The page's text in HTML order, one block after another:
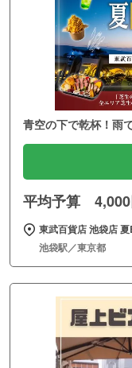
青空の下で乾杯！雨
平均予算
東武百貨店 池袋店
池袋駅／東京都